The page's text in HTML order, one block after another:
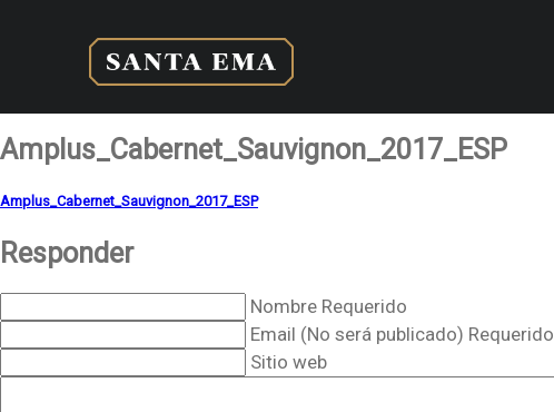
Amplus_Cabernet_Sauvignon_2017_ESP
Amplus_Cabernet_Sauvignon_2017_ESP
Responder
Nombre Requerido
Email (No será publicado) Requerido
Sitio web